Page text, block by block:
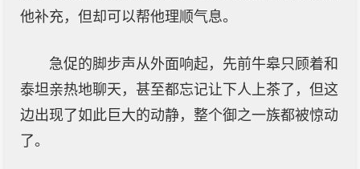
他补充，但却可以帮他理顺气息。
急促的脚步声从外面响起，先前牛皋只顾着和
泰坦亲热地聊天，甚至都忘记让下人上茶了，但这
边出现了如此巨大的动静，整个御之一族都被惊动
了。